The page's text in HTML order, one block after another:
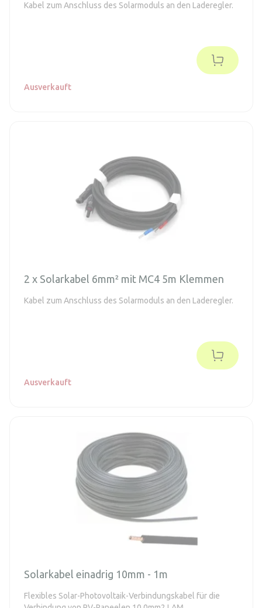
Kabel zum Anschluss des Solarmoduls an den Laderegler.
Ausverkauft
2 x Solarkabel 6mm² mit MC4 5m Klemmen
Kabel zum Anschluss des Solarmoduls an den Laderegler.
Ausverkauft
Solarkabel einadrig 10mm - 1m
Flexibles Solar-Photovoltaik-Verbindungskabel für die